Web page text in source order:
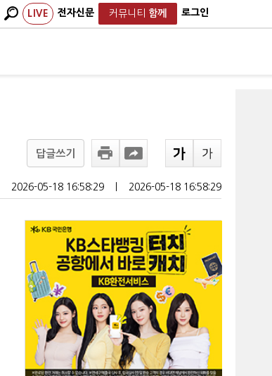
LIVE 전자신문 커뮤니티 함께 로그인
답글쓰기
2026-05-18 16:58:29 2026-05-18 16:58:29